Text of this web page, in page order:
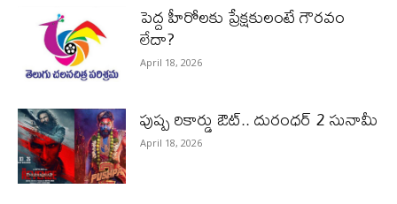
పెద్ద హీరోల‌కు ప్రేక్ష‌కులంటే గౌర‌వం
లేదా?
April 18, 2026
పుష్ప రికార్డు ఔట్‌.. దురంధ‌ర్ 2 సునామీ
April 18, 2026